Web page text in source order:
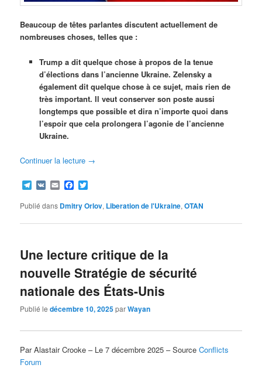
Beaucoup de têtes parlantes discutent actuellement de
nombreuses choses, telles que :
Trump a dit quelque chose à propos de la tenue
d’élections dans l’ancienne Ukraine. Zelensky a
également dit quelque chose à ce sujet, mais rien de
très important. Il veut conserver son poste aussi
longtemps que possible et dira n’importe quoi dans
l’espoir que cela prolongera l’agonie de l’ancienne
Ukraine.
Continuer la lecture →
Telegram
VK EmailFacebook
Publié dans Dmitry Orlov, Liberation de l'Ukraine,OTAN
Une lecture critique de la
nouvelle Stratégie de sécurité
nationale des États-Unis
Publié ledécembre 10, 2025parWayan
Par Alastair Crooke – Le 7 décembre 2025 – SourceConflicts
Forum